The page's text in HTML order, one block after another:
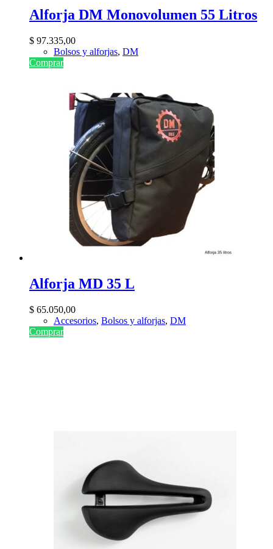
Alforja DM Monovolumen 55 Litros
$ 97.335,00
Bolsos y alforjas, DM
Comprar
Alforja MD 35 L
$ 65.050,00
Accesorios, Bolsos y alforjas, DM
Comprar